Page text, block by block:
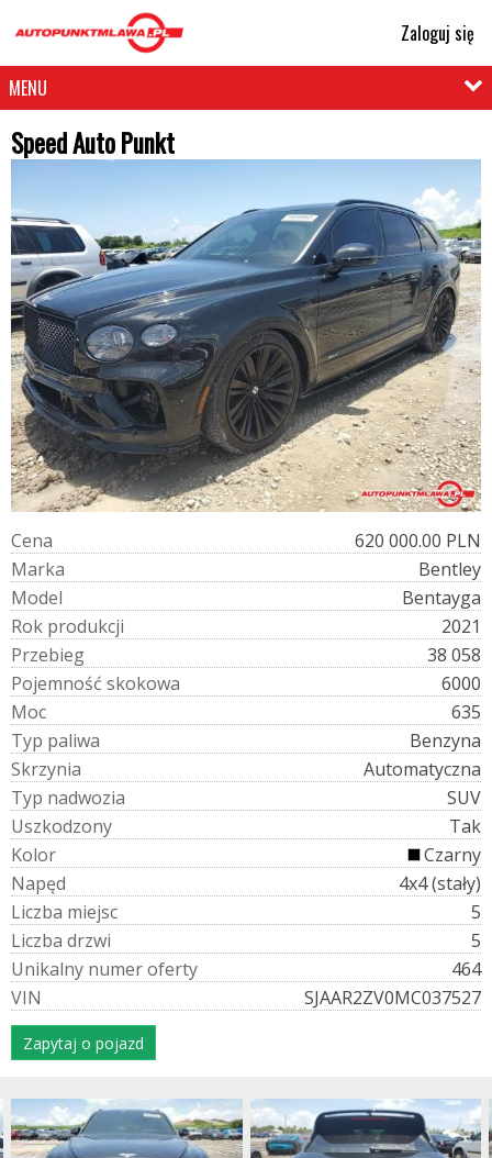
Zaloguj się
MENU
Speed Auto Punkt
Cena
620 000.00 PLN
Marka
Bentley
Model
Bentayga
Rok produkcji
2021
Przebieg
38 058
Pojemność skokowa
6000
Moc
635
Typ paliwa
Benzyna
Skrzynia
Automatyczna
Typ nadwozia
SUV
Uszkodzony
Tak
Kolor
Czarny
Napęd
4x4 (stały)
Liczba miejsc
5
Liczba drzwi
5
Unikalny numeroferty
464
VIN SJAAR2ZV0MC037527
Zapytaj o pojazd